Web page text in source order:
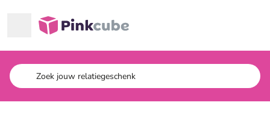
Pinkcube